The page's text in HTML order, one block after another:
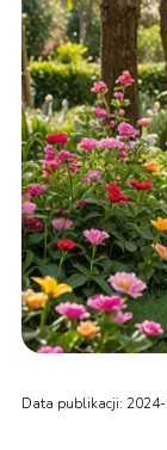
Data publikacji: